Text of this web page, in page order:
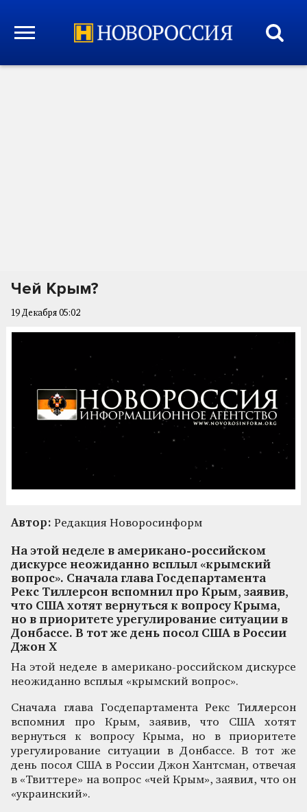
Чей Крым?
19 Декабря 05:02
Автор: Редакция Новоросинформ
На этой неделе в американо-российском
дискурсе неожиданно всплыл «крымский
вопрос». Сначала глава Госдепартамента
Рекс Тиллерсон вспомнил про Крым, заявив,
что США хотят вернуться к вопросу Крыма,
но в приоритете урегулирование ситуации в
Донбассе. В тот же день посол США в России
Джон Х
На этой неделе в американо-российском дискурсе
неожиданно всплыл «крымский вопрос».
Сначала глава Госдепартамента Рекс Тиллерсон
вспомнил про Крым, заявив, что США хотят
вернуться к вопросу Крыма, но в приоритете
урегулирование ситуации в Донбассе. В тот же
день посол США в России Джон Хантсман, отвечая
в «Твиттере» на вопрос «чей Крым», заявил, что он
«украинский».